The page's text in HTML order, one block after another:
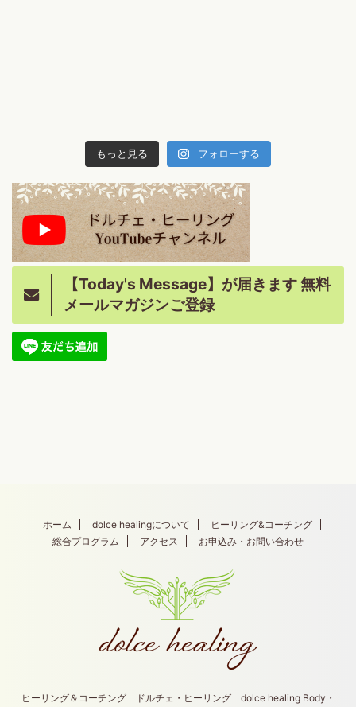
もっと見る フォローする
【Today's Message】が届きます 無料
メールマガジンご登録
ホーム dolce healingについて
ヒーリング&コーチング
総合プログラム
アクセス お申込み・お問い合わせ
ヒーリング＆コーチング ドルチェ・ヒーリング dolce healing Body・